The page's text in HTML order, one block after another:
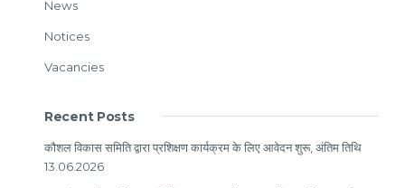
News
Notices
Vacancies
Recent Posts
कौशल विकास समिति द्वारा प्रशिक्षण कार्यक्रम के लिए आवेदन शुरू, अंतिम तिथि
13.06.2026